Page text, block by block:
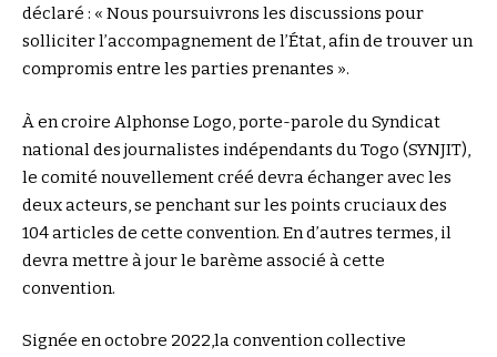
déclaré : « Nous poursuivrons les discussions pour
solliciter l’accompagnement de l’État, afin de trouver un
compromis entre les parties prenantes ».
À en croire Alphonse Logo, porte-parole du Syndicat
national des journalistes indépendants du Togo (SYNJIT),
le comité nouvellement créé devra échanger avec les
deux acteurs, se penchant sur les points cruciaux des
104 articles de cette convention. En d’autres termes, il
devra mettre à jour le barème associé à cette
convention.
Signée en octobre 2022,la convention collective